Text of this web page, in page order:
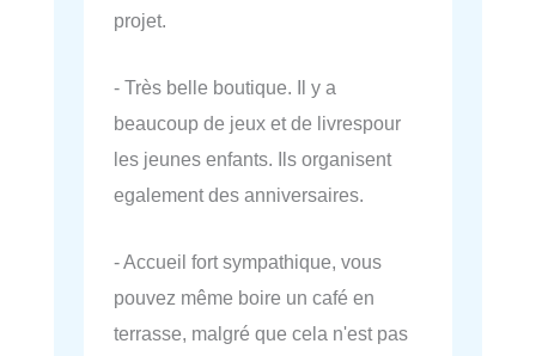
projet.
- Très belle boutique. Il y a
beaucoup de jeux et de livrespour
les jeunes enfants. Ils organisent
egalement des anniversaires.
- Accueil fort sympathique, vous
pouvez même boire un café en
terrasse, malgré que cela n'est pas